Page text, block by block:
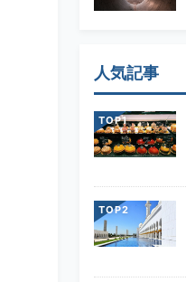
人気記事
TOP
TOP